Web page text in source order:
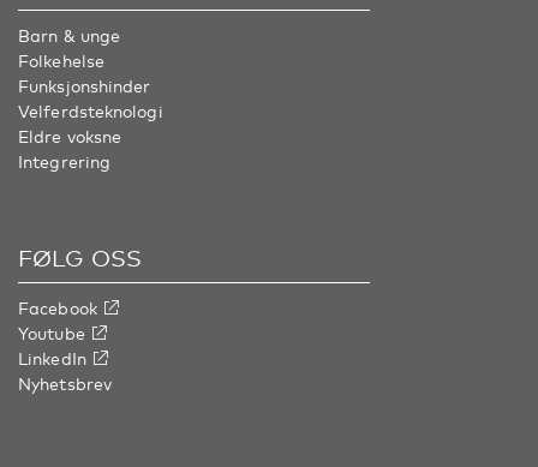
Barn & unge
Folkehelse
Funksjonshinder
Velferdsteknologi
Eldre voksne
Integrering
FØLG OSS
Facebook
Youtube
LinkedIn
Nyhetsbrev